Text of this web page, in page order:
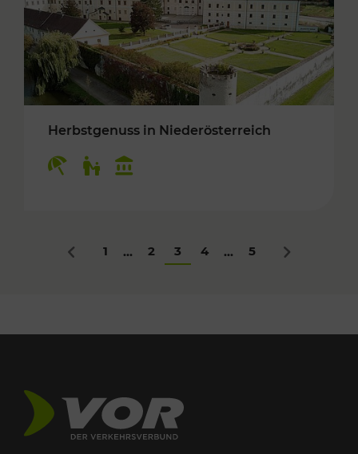
Herbstgenuss in Niederösterreich
Zurück
1 ... 2 3 4 ... 5 Nächstes